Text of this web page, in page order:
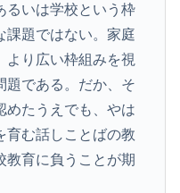
るいは学校という枠
課題ではない。家庭
より広い枠組みを視
題である。だか、そ
めたうえでも、やは
育む話しことばの教
教育に負うことが期